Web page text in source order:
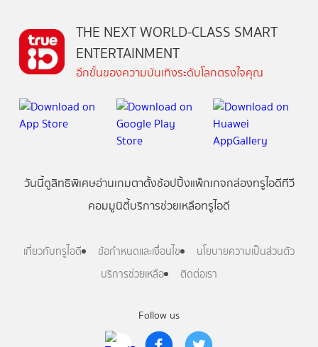
Follow us
THE NEXT WORLD-CLASS SMART
ENTERTAINMENT
อีกขั้นของความบันเทิงระดับโลกตรงใจคุณ
วันนี้ดูสิทธิพิเศษอ่านเกมตาตั้งช้อปปิ้งแพ็กเกจกล่องทรูไอดีทีวี
คอมมูนิตี้บริการช่วยเหลือทรูไอดี
เกี่ยวกับทรูไอดี ข้อกำหนดและเงื่อนไข
นโยบายความเป็นส่วนตัว
บริการช่วยเหลือ
ติดต่อเรา